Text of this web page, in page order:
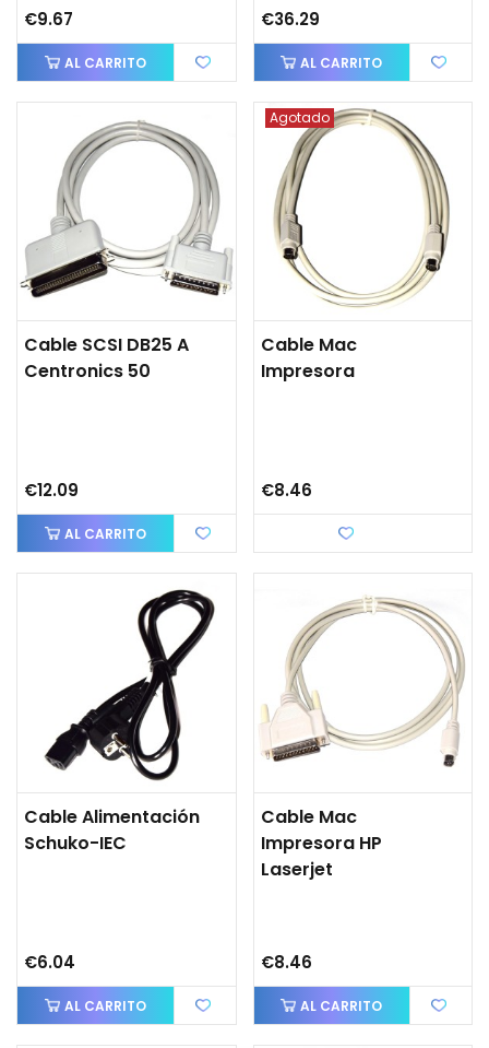
€9.67
AL CARRITO
€36.29
AL CARRITO
Cable SCSI DB25 A
Centronics 50
€12.09
AL CARRITO
Agotado
Cable Mac
Impresora
€8.46
Cable Alimentación
Schuko-IEC
€6.04
AL CARRITO
Cable Mac
Impresora HP
Laserjet
€8.46
AL CARRITO